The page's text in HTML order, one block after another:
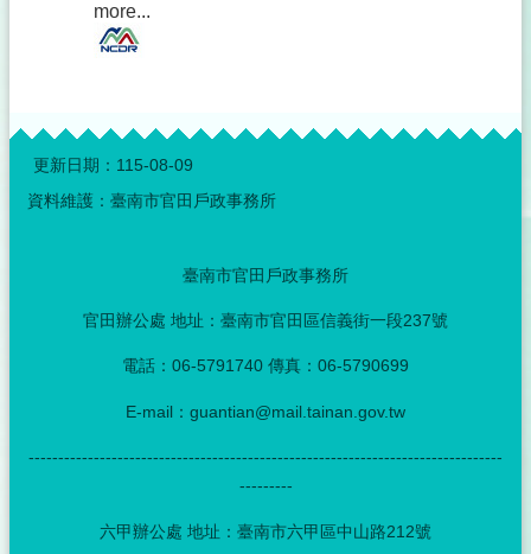
more...
:::
更新日期： 115-08-09
資料維護：臺南市官田戶政事務所
臺南市官田戶政事務所
官田辦公處 地址：臺南市官田區信義街一段237號
電話：06-5791740 傳真：06-5790699
E-mail：guantian@mail.tainan.gov.tw
--------------------------------------------------------------------------------
---------
六甲辦公處 地址：臺南市六甲區中山路212號